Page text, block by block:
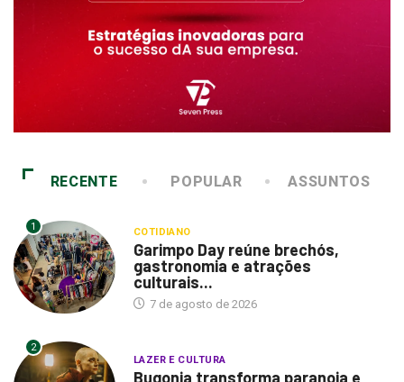
RECENTE POPULAR ASSUNTOS
1 COTIDIANO
Garimpo Day reúne brechós,
gastronomia e atrações
culturais...
7 de agosto de 2026
2
LAZER E CULTURA
Bugonia transforma paranoia e